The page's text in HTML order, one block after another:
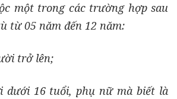
một trong các trường hợp sau
từ 05 năm đến 12 năm:
trở lên;
dưới 16 tuổi, phụ nữ mà biết là